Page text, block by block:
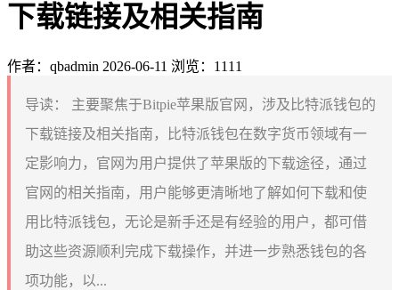
下载链接及相关指南
作者：qbadmin 2026-06-11 浏览：1111
导读：
主要聚焦于Bitpie苹果版官网，涉及比特派钱包的
下载链接及相关指南，比特派钱包在数字货币领域有一
定影响力，官网为用户提供了苹果版的下载途径，通过
官网的相关指南，用户能够更清晰地了解如何下载和使
用比特派钱包，无论是新手还是有经验的用户，都可借
助这些资源顺利完成下载操作，并进一步熟悉钱包的各
项功能，以...